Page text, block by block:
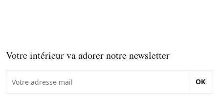
Votre intérieur va adorer notre newsletter
OK